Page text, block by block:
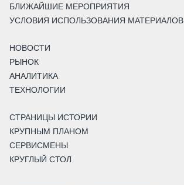
БЛИЖАЙШИЕ МЕРОПРИЯТИЯ
УСЛОВИЯ ИСПОЛЬЗОВАНИЯ МАТЕРИАЛОВ
НОВОСТИ
РЫНОК
АНАЛИТИКА
ТЕХНОЛОГИИ
СТРАНИЦЫ ИСТОРИИ
КРУПНЫМ ПЛАНОМ
СЕРВИСМЕНЫ
КРУГЛЫЙ СТОЛ